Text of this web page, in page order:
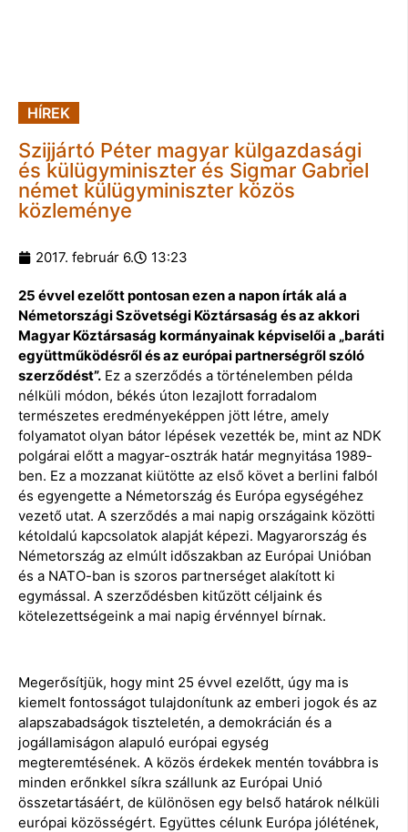
HÍREK
Szijjártó Péter magyar külgazdasági
és külügyminiszter és Sigmar Gabriel
német külügyminiszter közös
közleménye
2017. február 6. 13:23
25 évvel ezelőtt pontosan ezen a napon írták alá a
Németországi Szövetségi Köztársaság és az akkori
Magyar Köztársaság kormányainak képviselői a „baráti
együttműködésről és az európai partnerségről szóló
szerződést”. Ez a szerződés a történelemben példa
nélküli módon, békés úton lezajlott forradalom
természetes eredményeképpen jött létre, amely
folyamatot olyan bátor lépések vezették be, mint az NDK
polgárai előtt a magyar-osztrák határ megnyitása 1989-
ben. Ez a mozzanat kiütötte az első követ a berlini falból
és egyengette a Németország és Európa egységéhez
vezető utat. A szerződés a mai napig országaink közötti
kétoldalú kapcsolatok alapját képezi. Magyarország és
Németország az elmúlt időszakban az Európai Unióban
és a NATO-ban is szoros partnerséget alakított ki
egymással. A szerződésben kitűzött céljaink és
kötelezettségeink a mai napig érvénnyel bírnak.
Megerősítjük, hogy mint 25 évvel ezelőtt, úgy ma is
kiemelt fontosságot tulajdonítunk az emberi jogok és az
alapszabadságok tiszteletén, a demokrácián és a
jogállamiságon alapuló európai egység
megteremtésének. A közös érdekek mentén továbbra is
minden erőnkkel síkra szállunk az Európai Unió
összetartásáért, de különösen egy belső határok nélküli
európai közösségért. Együttes célunk Európa jólétének,